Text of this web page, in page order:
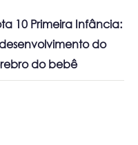
10 Primeira Infância:
do
do bebê